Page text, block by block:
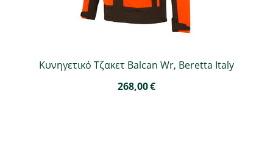
Κυνηγετικό Τζακετ Balcan Wr, Beretta Italy
268,00€